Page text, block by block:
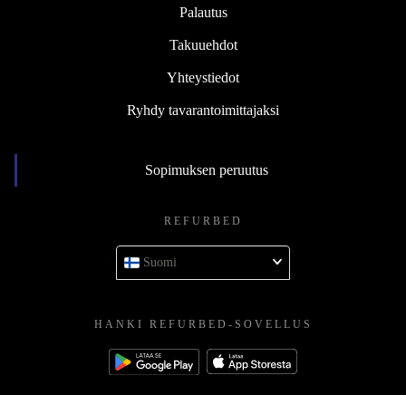
Palautus
Takuuehdot
Yhteystiedot
Ryhdy tavarantoimittajaksi
Sopimuksen peruutus
REFURBED
Suomi
HANKI REFURBED-SOVELLUS